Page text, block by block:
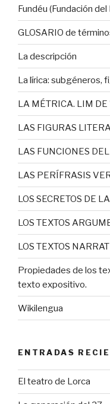
Fundéu (Fundación
GLOSARIO de
La descripción
La lírica: subgéneros,
LA MÉTRICA. LIM DE
LAS FIGURAS
LAS FUNCIONES
LAS PERÍFRASIS
LOS SECRETOS DE
LOS TEXTOS
LOS TEXTOS
Propiedades de los
texto expositivo.
Wikilengua
ENTRADAS
El teatro de Lorca